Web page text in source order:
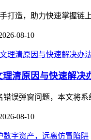
打造，助力快速掌握
08-10
清原因与快速解决
误弹窗问题，本文将
08-10